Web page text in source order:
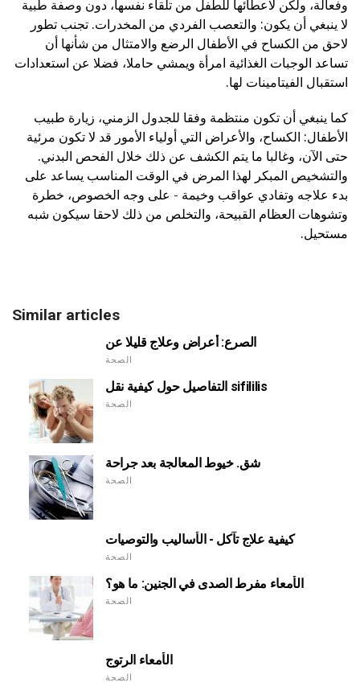
وفعالة، ولكن لاعطائها للطفل من تلقاء نفسها، دون وصفة طبية
لا ينبغي أن يكون: والتعصب الفردي من المخدرات. تجنب تطور
لاحق من الكساح في الأطفال الرضع والامتثال من شأنها أن
تساعد الوجبات الغذائية امرأة ويمشي حاملا، فضلا عن استعدادات
استقبال الفيتامينات لها.
كما ينبغي أن تكون منتظمة وفقا للجدول الزمني، زيارة طبيب
الأطفال: الكساح، والأعراض التي أولياء الأمور قد لا تكون مرئية
حتى الآن، وغالبا ما يتم الكشف عن ذلك خلال الفحص البدني.
والتشخيص المبكر لهذا المرض في الوقت المناسب يساعد على
بدء علاجه وتفادي عواقب وخيمة - على وجه الخصوص، خطرة
وتشوهات العظام القبيحة، والتخلص من ذلك لاحقا سيكون شبه
مستحيل.
Similar articles
الصرع: أعراض وعلاج قليلا عن
الصحة
التفاصيل حول كيفية نقل sifililis
الصحة
شق. خيوط المعالجة بعد جراحة
الصحة
كيفية علاج تآكل - الأساليب والتوصيات
الصحة
الأمعاء مفرط الصدى في الجنين: ما هو؟
الصحة
الأمعاء الرتوج
الصحة